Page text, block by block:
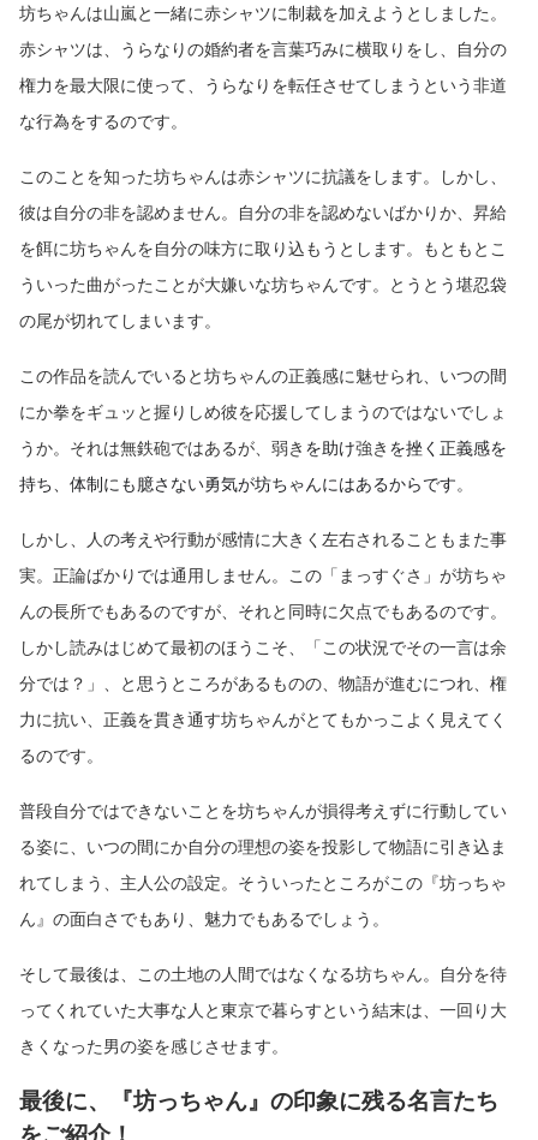
坊ちゃんは山嵐と一緒に赤シャツに制裁を加えようとしました。
赤シャツは、うらなりの婚約者を言葉巧みに横取りをし、自分の
権力を最大限に使って、うらなりを転任させてしまうという非道
な行為をするのです。
このことを知った坊ちゃんは赤シャツに抗議をします。しかし、
彼は自分の非を認めません。自分の非を認めないばかりか、昇給
を餌に坊ちゃんを自分の味方に取り込もうとします。もともとこ
ういった曲がったことが大嫌いな坊ちゃんです。とうとう堪忍袋
の尾が切れてしまいます。
この作品を読んでいると坊ちゃんの正義感に魅せられ、いつの間
にか拳をギュッと握りしめ彼を応援してしまうのではないでしょ
うか。それは無鉄砲ではあるが、弱き を助け強き を挫く正義感を
持ち、体制にも臆さない勇気が坊ちゃんにはあるからです。
しかし、人の考えや行動が感情に大きく左右されることもまた事
実。正論ばかりでは通用しません。この「まっすぐさ」が坊ちゃ
んの長所でもあるのですが、それと同時に欠点でもあるのです。
しかし読みはじめて最初のほうこそ、「この状況でその一言は余
分では？」、と思うところがあるものの、物語が進むにつれ、権
力に抗い、正義を貫き通す坊ちゃんがとてもかっこよく見えてく
るのです。
普段自分ではできないことを坊ちゃんが損得考えずに行動してい
る姿に、いつの間にか自分の理想の姿を投影して物語に引き込ま
れてしまう、主人公の設定。そういったところがこの『坊っちゃ
ん』の面白さでもあり、魅力でもあるでしょう。
そして最後は、この土地の人間ではなくなる坊ちゃん。自分を待
ってくれていた大事な人と東京で暮らすという結末は、一回り大
きくなった男の姿を感じさせます。
最後に、『坊っちゃん』の印象に残る名言たち
をご紹介！